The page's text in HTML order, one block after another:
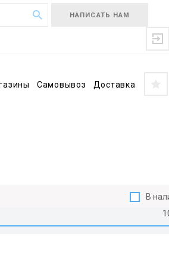
НАПИСАТЬ НАМ
Самовывоз Доставка
В